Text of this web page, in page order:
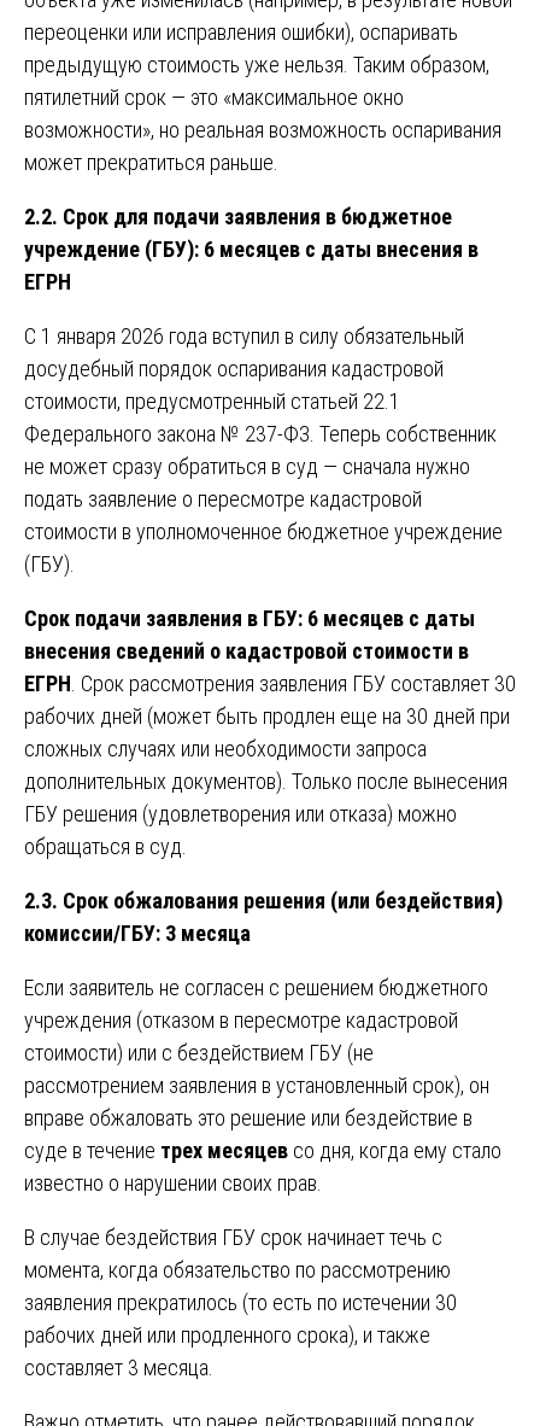
переоценки или исправления ошибки), оспаривать
предыдущую стоимость уже нельзя. Таким образом,
пятилетний срок — это «максимальное окно
возможности», но реальная возможность оспаривания
может прекратиться раньше.
2.2. Срок для подачи заявления в бюджетное
учреждение (ГБУ): 6 месяцев с даты внесения в
ЕГРН
С 1 января 2026 года вступил в силу обязательный
досудебный порядок оспаривания кадастровой
стоимости, предусмотренный статьей 22.1
Федерального закона № 237-ФЗ. Теперь собственник
не может сразу обратиться в суд — сначала нужно
подать заявление о пересмотре кадастровой
стоимости в уполномоченное бюджетное учреждение
(ГБУ).
Срок подачи заявления в ГБУ: 6 месяцев с даты
внесения сведений о кадастровой стоимости в
ЕГРН . Срок рассмотрения заявления ГБУ составляет 30
рабочих дней (может быть продлен еще на 30 дней при
сложных случаях или необходимости запроса
дополнительных документов). Только после вынесения
ГБУ решения (удовлетворения или отказа) можно
обращаться в суд.
2.3. Срок обжалования решения (или бездействия)
комиссии/ГБУ: 3 месяца
Если заявитель не согласен с решением бюджетного
учреждения (отказом в пересмотре кадастровой
стоимости) или с бездействием ГБУ (не
рассмотрением заявления в установленный срок), он
вправе обжаловать это решение или бездействие в
суде в течение трех месяцев со дня, когда ему стало
известно о нарушении своих прав.
В случае бездействия ГБУ срок начинает течь с
момента, когда обязательство по рассмотрению
заявления прекратилось (то есть по истечении 30
рабочих дней или продленного срока), и также
составляет 3 месяца.